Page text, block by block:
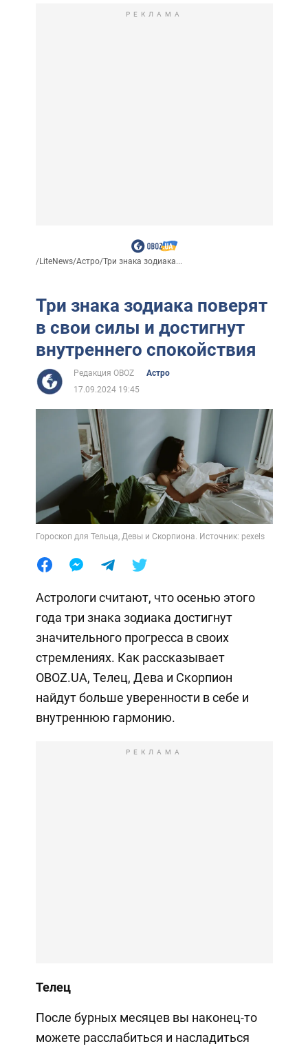
РЕКЛАМА
/LiteNews/Астро/Три знака зодиака...
Три знака зодиака поверят
в свои силы и достигнут
внутреннего спокойствия
Редакция OBOZ
Астро
17.09.2024 19:45
Гороскоп для Тельца, Девы и Скорпиона. Источник: pexels
Астрологи считают, что осенью этого
года три знака зодиака достигнут
значительного прогресса в своих
стремлениях. Как рассказывает
OBOZ.UA, Телец, Дева и Скорпион
найдут больше уверенности в себе и
внутреннюю гармонию.
РЕКЛАМА
Телец
После бурных месяцев вы наконец-то
можете расслабиться и насладиться